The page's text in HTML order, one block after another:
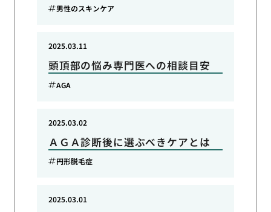
男性のスキンケア
頭頂部の悩み専門医への相談目安
2025.03.11
AGA
ＡＧＡ診断後に選ぶべきケアとは
2025.03.02
円形脱毛症
2025.03.01